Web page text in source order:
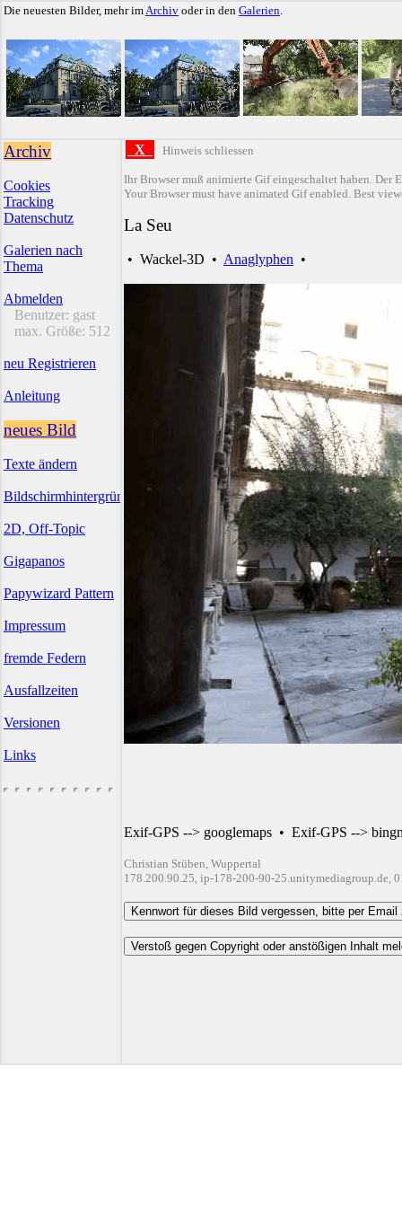
Die neuesten Bilder, mehr imArchiv oder in den Galerien.
Archiv
Cookies
Tracking
Datenschutz
Galerien nach
Thema
Abmelden
Benutzer: gast
max. Größe: 512
neu Registrieren
Anleitung
neues Bild
Texte ändern
Bildschirmhintergründe
2D, Off-Topic
Gigapanos
Papywizard Pattern
Impressum
fremde Federn
Ausfallzeiten
Versionen
Links
X Hinweis schliessen
Ihr Browser muß animierte Gif eingeschaltet haben. Der
Your Browser must have animated Gif enabled. Best
La Seu
• Wackel-3D • Anaglyphen •
Exif-GPS --> googlemaps • Exif-GPS -->
Christian Stüben, Wuppertal
178.200.90.25, ip-178-200-90-25.unitymediagroup.de,